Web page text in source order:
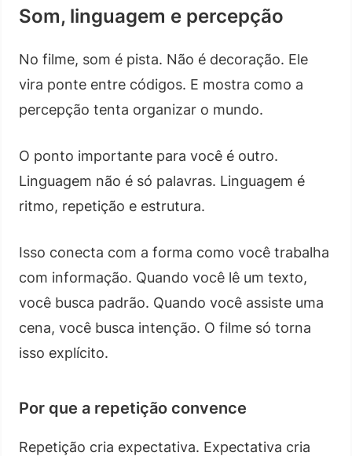
Som, linguagem e percepção
No filme, som é pista. Não é decoração. Ele
vira ponte entre códigos. E mostra como a
percepção tenta organizar o mundo.
O ponto importante para você é outro.
Linguagem não é só palavras. Linguagem é
ritmo, repetição e estrutura.
Isso conecta com a forma como você trabalha
com informação. Quando você lê um texto,
você busca padrão. Quando você assiste uma
cena, você busca intenção. O filme só torna
isso explícito.
Por que a repetição convence
Repetição cria expectativa. Expectativa cria